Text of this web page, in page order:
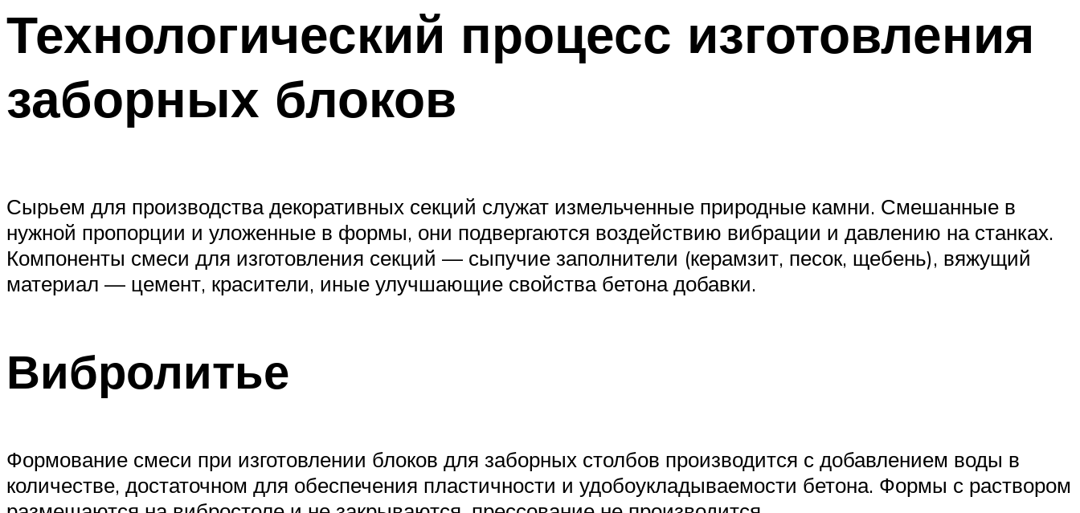
Технологический процесс изготовления
заборных блоков
Сырьем для производства декоративных секций служат измельченные природные камни. Смешанные в
нужной пропорции и уложенные в формы, они подвергаются воздействию вибрации и давлению на станках.
Компоненты смеси для изготовления секций — сыпучие заполнители (керамзит, песок, щебень), вяжущий
материал — цемент, красители, иные улучшающие свойства бетона добавки.
Вибролитье
Формование смеси при изготовлении блоков для заборных столбов производится с добавлением воды в
количестве, достаточном для обеспечения пластичности и удобоукладываемости бетона. Формы с раствором